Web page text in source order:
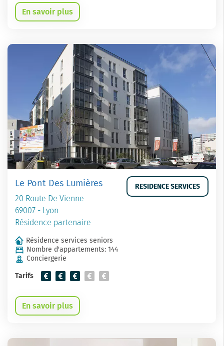
En savoir plus
Le Pont Des Lumières
20 Route De Vienne
69007 - Lyon
Résidence partenaire
RESIDENCE SERVICES
Résidence services seniors
Nombre d'appartements: 144
Conciergerie
Tarifs
En savoir plus